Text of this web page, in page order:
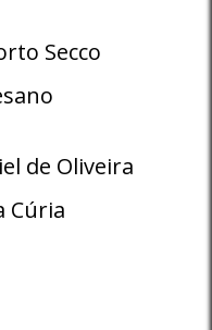
Secco
de Oliveira
Cúria